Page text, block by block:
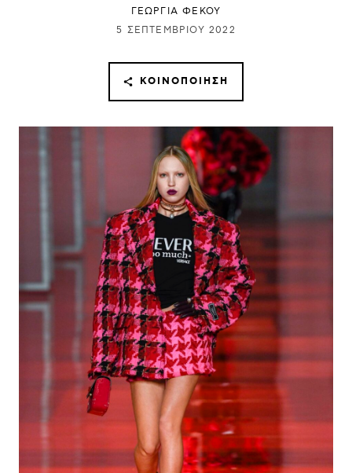
ΓΕΩΡΓΙΑ ΦΕΚΟΥ
5 ΣΕΠΤΕΜΒΡΊΟΥ 2022
ΚΟΙΝΟΠΟΊΗΣΗ